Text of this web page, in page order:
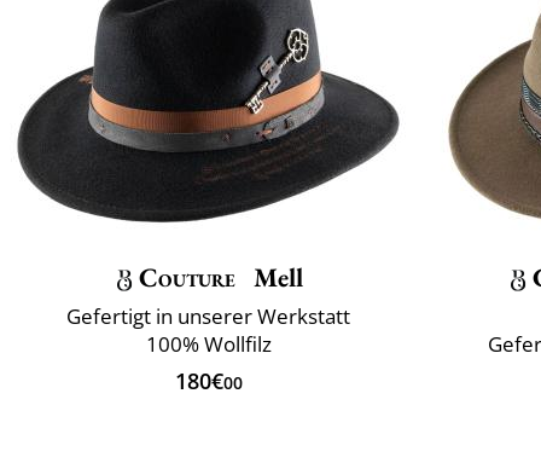
Couture Mell
Gefertigt in unserer Werkstatt
100% Wollfilz
180€00